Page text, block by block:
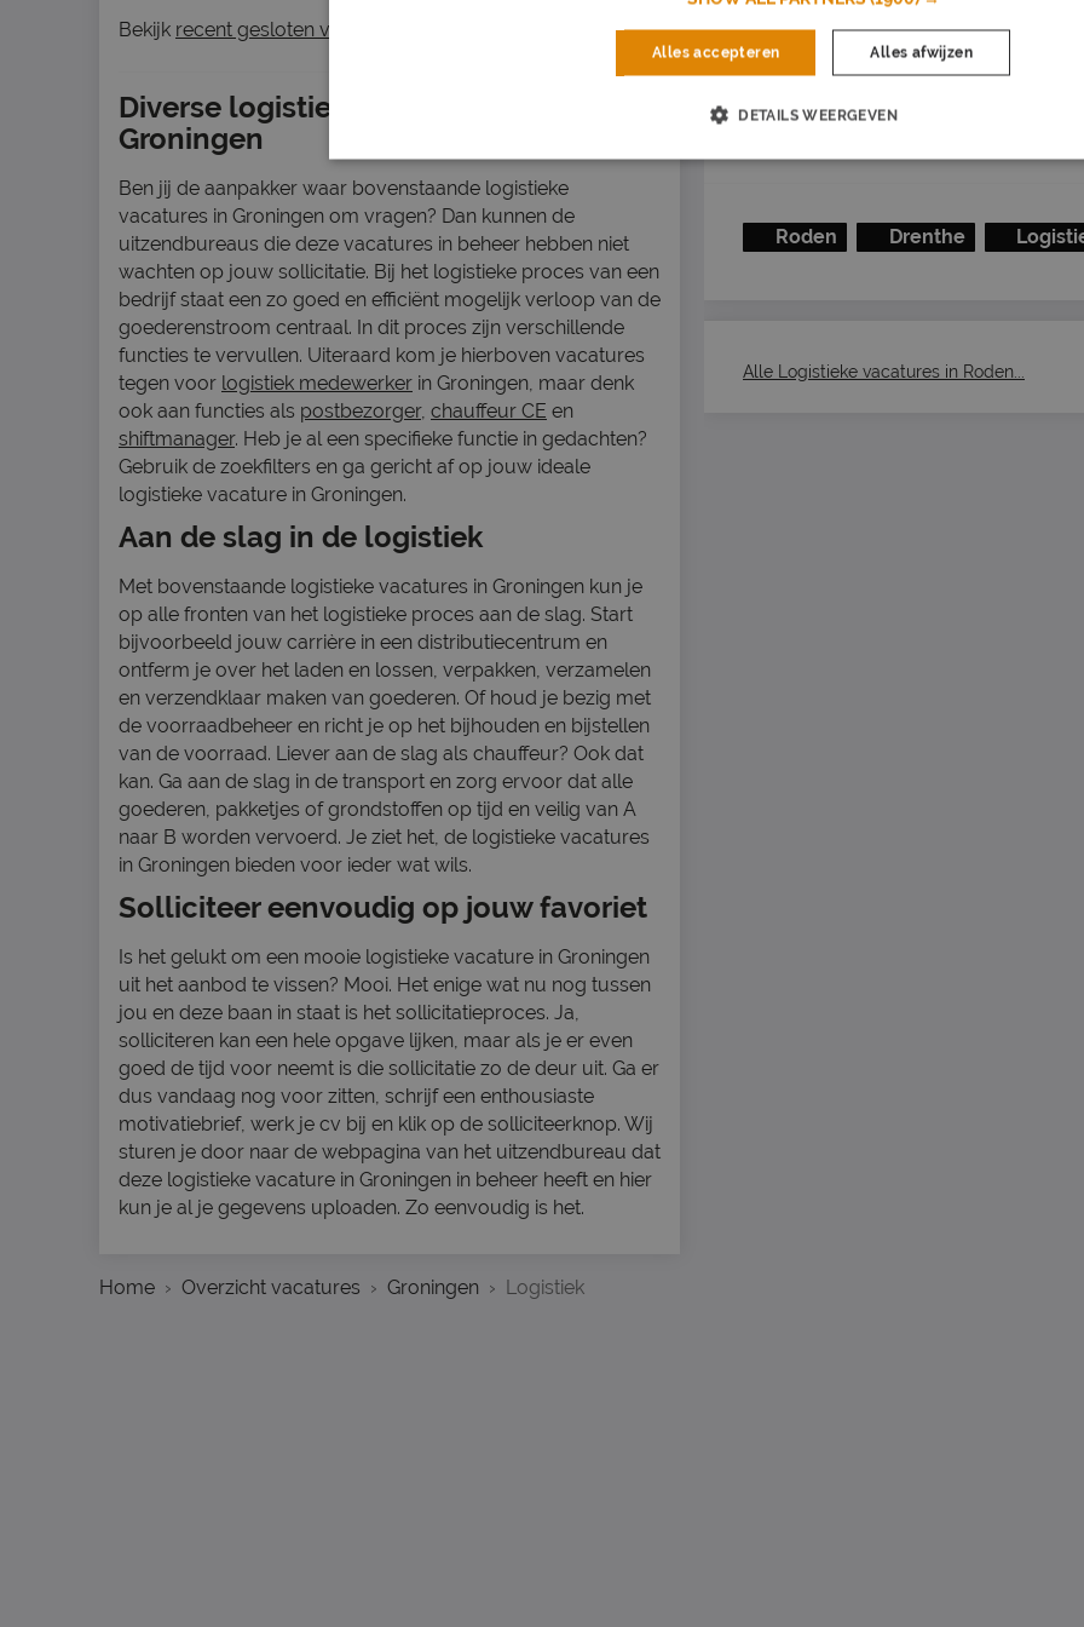
Bekijk recent gesloten vacatures
Diverse logistieke vacatures in
Groningen
Ben jij de aanpakker waar bovenstaande logistieke
vacatures in Groningen om vragen? Dan kunnen de
uitzendbureaus die deze vacatures in beheer hebben niet
wachten op jouw sollicitatie. Bij het logistieke proces van een
bedrijf staat een zo goed en efficiënt mogelijk verloop van de
goederenstroom centraal. In dit proces zijn verschillende
functies te vervullen. Uiteraard kom je hierboven vacatures
tegen voor logistiek medewerker in Groningen, maar denk
ook aan functies als postbezorger, chauffeur CE en
shiftmanager. Heb je al een specifieke functie in gedachten?
Gebruik de zoekfilters en ga gericht af op jouw ideale
logistieke vacature in Groningen.
Aan de slag in de logistiek
Met bovenstaande logistieke vacatures in Groningen kun je
op alle fronten van het logistieke proces aan de slag. Start
bijvoorbeeld jouw carrière in een distributiecentrum en
ontferm je over het laden en lossen, verpakken, verzamelen
en verzendklaar maken van goederen. Of houd je bezig met
de voorraadbeheer en richt je op het bijhouden en bijstellen
van de voorraad. Liever aan de slag als chauffeur? Ook dat
kan. Ga aan de slag in de transport en zorg ervoor dat alle
goederen, pakketjes of grondstoffen op tijd en veilig van A
naar B worden vervoerd. Je ziet het, de logistieke vacatures
in Groningen bieden voor ieder wat wils.
Solliciteer eenvoudig op jouw favoriet
Is het gelukt om een mooie logistieke vacature in Groningen
uit het aanbod te vissen? Mooi. Het enige wat nu nog tussen
jou en deze baan in staat is het sollicitatieproces. Ja,
solliciteren kan een hele opgave lijken, maar als je er even
goed de tijd voor neemt is die sollicitatie zo de deur uit. Ga er
dus vandaag nog voor zitten, schrijf een enthousiaste
motivatiebrief, werk je cv bij en klik op de solliciteerknop. Wij
sturen je door naar de webpagina van het uitzendbureau dat
deze logistieke vacature in Groningen in beheer heeft en hier
kun je al je gegevens uploaden. Zo eenvoudig is het.
Home Overzicht vacatures Groningen Logistiek
Roden Drenthe
Alle Logistieke vacatures in Roden...
Alles accepteren Alles afwijzen
DETAILS WEERGEVEN